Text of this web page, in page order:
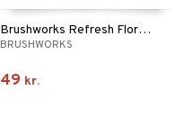
Brushworks Refresh Floral Dry Shampoo
BRUSHWORKS
49 kr.